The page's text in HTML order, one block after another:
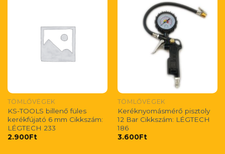
TÖMLŐVÉGEK
KS-TOOLS billenő füles
kerékfújató 6 mm Cikkszám:
LÉGTECH 233
2.900Ft
TÖMLŐVÉGEK
Keréknyomásmérő pisztoly
12 Bar Cikkszám: LÉGTECH
186
3.600Ft